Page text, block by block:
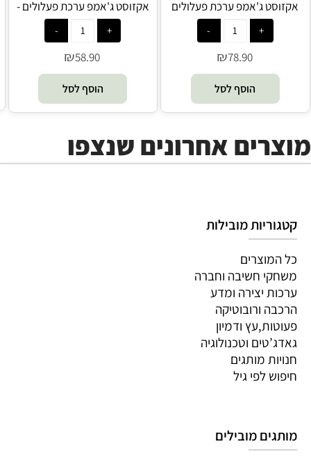
אקזוסט ג'אמפ ערכת פעלולים -
Silverlit
₪58.90
הוסף לסל
אקזוסט ג'אמפ ערכת פעלולים
דלוקס - Silverlit
₪78.90
הוסף לסל
מוצרים אחרונים שנצפו
קטגוריות מובילות
כל המוצרים
משחקי חשיבה וחברה
ערכות יצירה ומדע
הרכבה ורובוטיקה
פעוטות,עץ ודמיון
גאדג’טים וטכנולוגיה
חנויות מותגים
חיפוש לפי גיל
מותגים מובילים